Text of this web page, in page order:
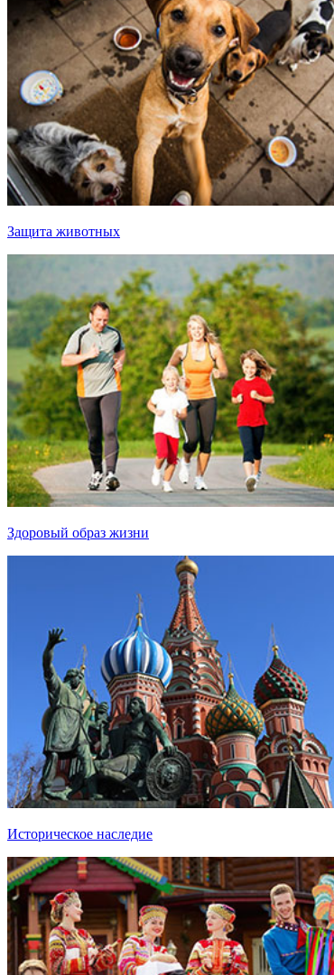
Защита животных
Здоровый образ жизни
Историческое наследие